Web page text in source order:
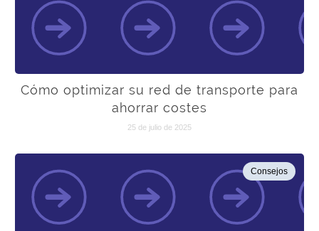
Cómo optimizar su red de transporte para
ahorrar costes
25 de julio de 2025
Consejos